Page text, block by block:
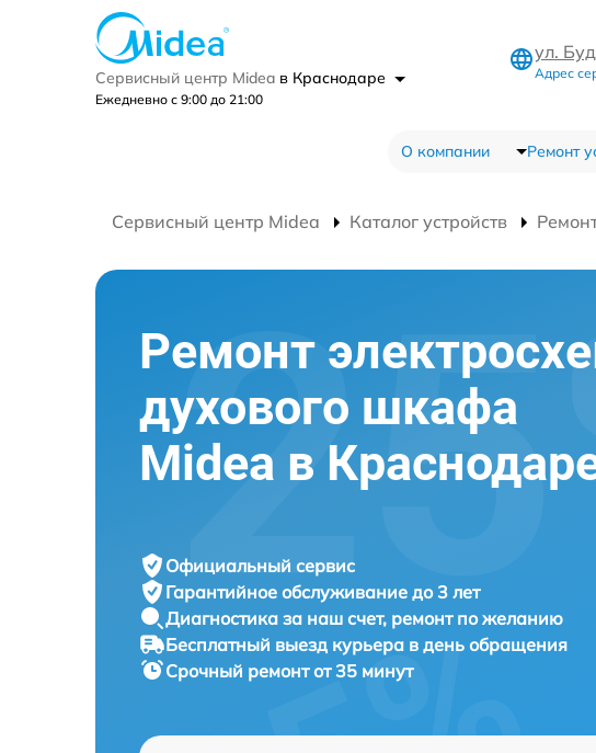
Сервисный центр Midea в Краснодаре
Ежедневно с 9:00 до 21:00
ул.
Адрес
О компании Ремонт
Сервисный центр Midea Каталог устройств
Ремонт
духового шкафа
Midea в
Официальный сервис
Гарантийное обслуживание до 3 лет
Диагностика за наш счет, ремонт по желанию
Бесплатный выезд курьера в день обращения
Срочный ремонтот 35 минут